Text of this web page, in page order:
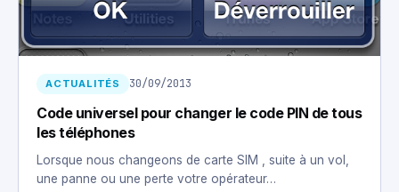
ACTUALITÉS 30/09/2013
Code universel pour changer le code PIN de tous
les téléphones
Lorsque nous changeons de carte SIM , suite à un vol,
une panne ou une perte votre opérateur…